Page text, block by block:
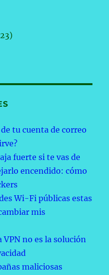
tu cuenta de correo
fuerte si te vas de
encendido: cómo
Wi-Fi públicas estas
mis
VPN no es la solución
maliciosas